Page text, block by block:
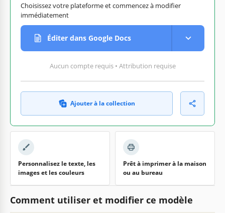
Choisissez votre plateforme et commencez à modifier
immédiatement
Éditer dans Google Docs
Aucun compte requis • Attribution requise
Ajouter à la collection
Personnalisez le texte, les
images et les couleurs
Prêt à imprimer à la maison
ou au bureau
Comment utiliser et modifier ce modèle